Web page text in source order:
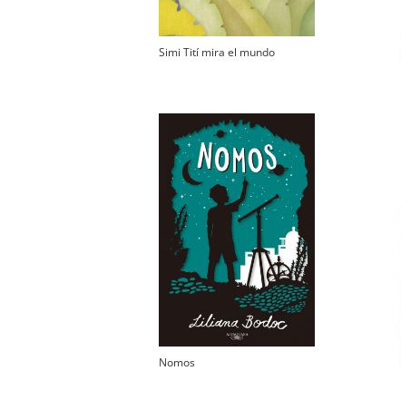
Simi Tití mira el mundo
Nomos